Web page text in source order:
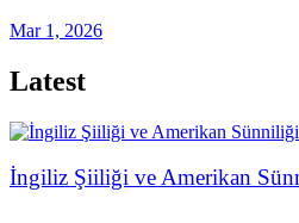
Mar 1, 2026
Latest
İngiliz Şiiliği ve Amerikan